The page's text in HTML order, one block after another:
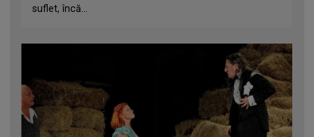
suflet, încă...